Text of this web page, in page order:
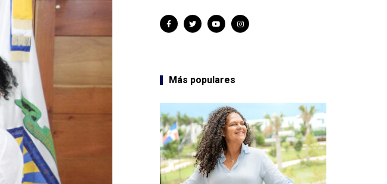
Más populares